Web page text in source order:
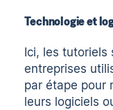
Technologie et
Ici, les tutoriels
entreprises
par étape pour
leurs logiciels